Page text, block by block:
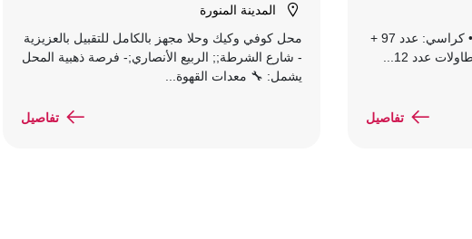
تفاصيل التجهيزات: أولاً: الجلسات • كراسي: عدد 97 +
تفاصيل
المدينة المنورة
محل كوفي وكيك وحلا مجهز بالكامل للتقبيل بالعزيزية
- شارع الشرطة;; الربيع الأنصاري;- فرصة ذهبية المحل
يشمل: 🔧 معدات القهوة...
تفاصيل